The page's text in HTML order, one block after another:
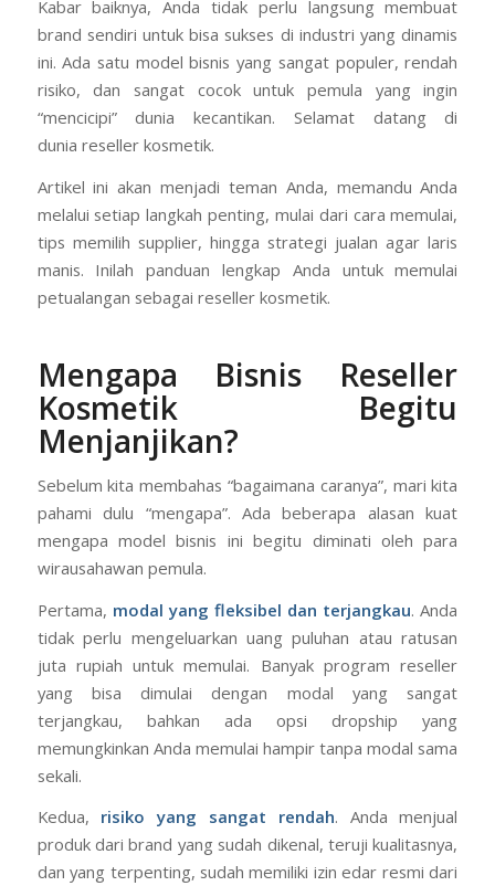
Kabar baiknya, Anda tidak perlu langsung membuat
brand sendiri untuk bisa sukses di industri yang dinamis
ini. Ada satu model bisnis yang sangat populer, rendah
risiko, dan sangat cocok untuk pemula yang ingin
“mencicipi” dunia kecantikan. Selamat datang di
dunia reseller kosmetik.
Artikel ini akan menjadi teman Anda, memandu Anda
melalui setiap langkah penting, mulai dari cara memulai,
tips memilih supplier, hingga strategi jualan agar laris
manis. Inilah panduan lengkap Anda untuk memulai
petualangan sebagai reseller kosmetik.
Mengapa Bisnis Reseller
Kosmetik Begitu
Menjanjikan?
Sebelum kita membahas “bagaimana caranya”, mari kita
pahami dulu “mengapa”. Ada beberapa alasan kuat
mengapa model bisnis ini begitu diminati oleh para
wirausahawan pemula.
Pertama, modal yang fleksibel dan terjangkau. Anda
tidak perlu mengeluarkan uang puluhan atau ratusan
juta rupiah untuk memulai. Banyak program reseller
yang bisa dimulai dengan modal yang sangat
terjangkau, bahkan ada opsi dropship yang
memungkinkan Anda memulai hampir tanpa modal sama
sekali.
Kedua, risiko yang sangat rendah. Anda menjual
produk dari brand yang sudah dikenal, teruji kualitasnya,
dan yang terpenting, sudah memiliki izin edar resmi dari